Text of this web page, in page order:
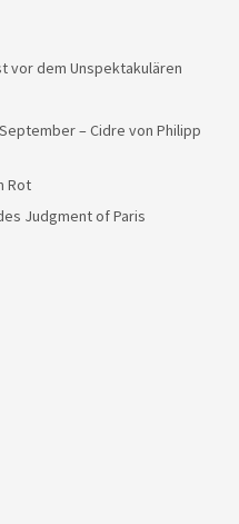
vor dem Unspektakulären
– Cidre von Philipp
Rot
Judgment of Paris